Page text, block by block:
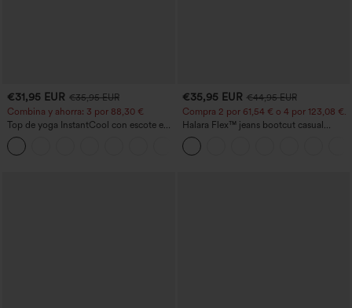
€31,95 EUR €35,95 EUR
Combina y ahorra: 3 por 88,30 €
Top de yoga InstantCool con escote en
U y bajo curvado - UPF50+
€35,95 EUR €44,95 EUR
Compra 2 por 61,54 € o 4 por 123,08 €.
Halara Flex™ jeans bootcut casual
lavados, de talle alto y con bolsillos